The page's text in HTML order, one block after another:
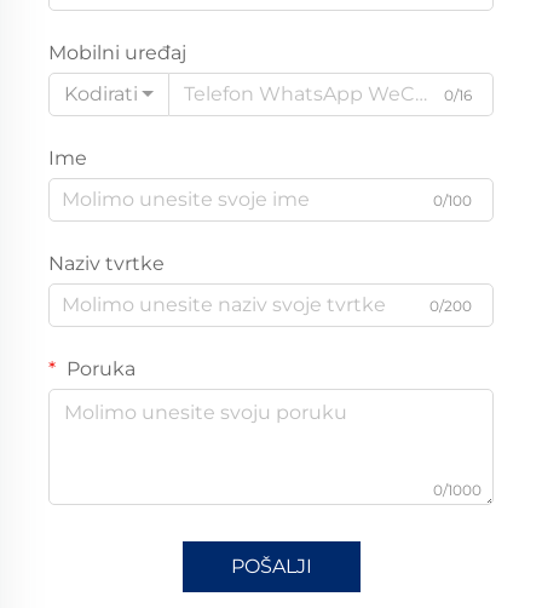
Mobilni uređaj
Kodirati
0/16
Ime
0/100
Naziv tvrtke
0/200
Poruka
0/1000
POŠALJI